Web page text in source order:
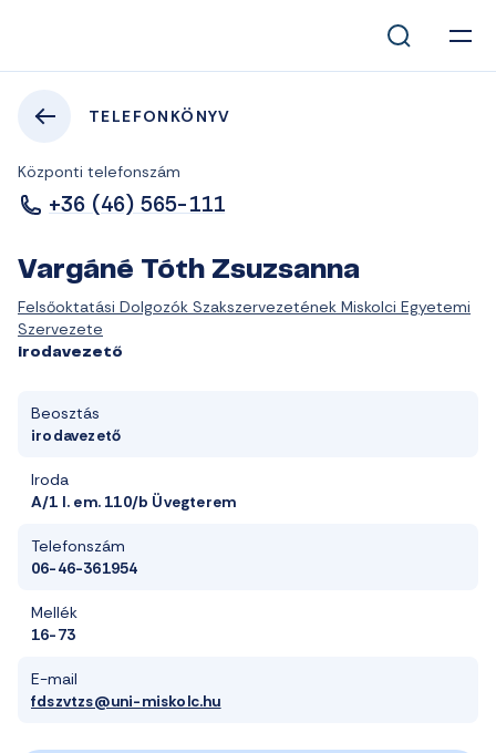
TELEFONKÖNYV
Központi telefonszám
+36 (46) 565-111
Vargáné Tóth Zsuzsanna
Felsőoktatási Dolgozók Szakszervezetének Miskolci Egyetemi
Szervezete
irodavezető
Beosztás
irodavezető
Iroda
A/1 I. em. 110/b Üvegterem
Telefonszám
06-46-361954
Mellék
16-73
E-mail
fdszvtzs@uni-miskolc.hu